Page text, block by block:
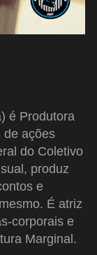
é Produtora
de ações
do Coletivo
produz
e
É atriz
corporais e
Marginal.